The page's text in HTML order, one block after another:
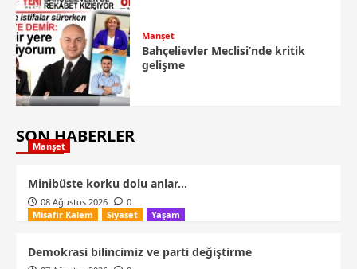
Manşet
Bahçelievler Meclisi’nde kritik
gelişme
SON HABERLER
Manşet
Minibüste korku dolu anlar…
08 Ağustos 2026
0
Misafir Kalem
Siyaset Yaşam
Demokrasi bilincimiz ve parti değiştirme